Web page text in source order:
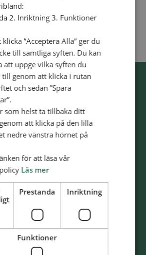
14
>
/ Rapportera
2. Inriktning 3. Funktioner
”Acceptera Alla” ger du
till samtliga syften. Du kan
att uppge vilka syften du
till genom att klicka i rutan
och sedan ”Spara
som helst ta tillbaka ditt
att klicka på den lilla
nedre vänstra hörnet på
för att läsa vår
Läs mer
Prestanda Inriktning
Funktioner